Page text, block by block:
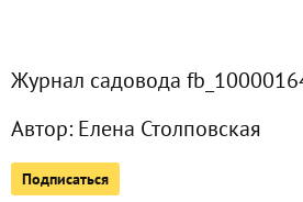
Журнал садовода
Автор: Елена Столповская
Подписаться
Сейчас обсуждают
Завтраки для победительницы.